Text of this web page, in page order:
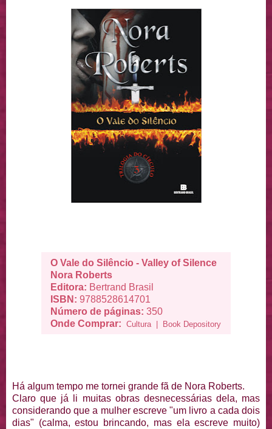
O Vale do Silêncio - Valley of Silence
Nora Roberts
Editora: Bertrand Brasil
ISBN: 9788528614701
Número de páginas: 350
Onde Comprar:
Cultura | Book Depository
Há algum tempo me tornei grande fã de Nora Roberts.
Claro que já li muitas obras desnecessárias dela, mas
considerando que a mulher escreve "um livro a cada dois
dias" (calma, estou brincando, mas ela escreve muito)